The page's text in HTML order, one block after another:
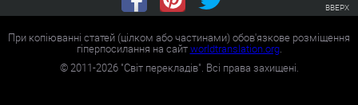
ВВЕРХ
При копіюванні статей (цілком або частинами) обов'язкове розміщення
гіперпосилання на сайтworldtranslation.org.
©2011-2026"Світ перекладів". Всі права захищені.